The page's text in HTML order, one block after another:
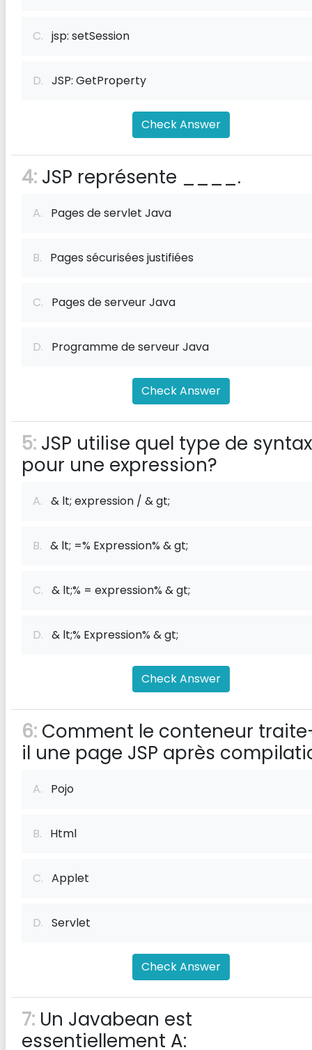
C. jsp: setSession
D. JSP: GetProperty
Check Answer
4: JSP représente ____.
A. Pages de servlet Java
B. Pages sécurisées justifiées
C. Pages de serveur Java
D. Programme de serveur Java
Check Answer
5: JSP utilise quel type de
pour une expression?
A. & lt; expression / & gt;
B. & lt; =% Expression% & gt;
C. & lt;% = expression% & gt;
D. & lt;% Expression% & gt;
Check Answer
6: Comment le conteneur
il une page JSP après
A. Pojo
B. Html
C. Applet
D. Servlet
Check Answer
7: Un Javabean est
essentiellement A: